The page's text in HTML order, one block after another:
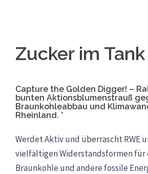
Zucker im Tank
Capture the Golden Digger! –
bunten Aktionsblumenstrauß
Braunkohleabbau und
Rheinland. *
Werdet Aktiv und überrascht RWE
vielfältigen Widerstandsformen für
Braunkohle und andere fossile